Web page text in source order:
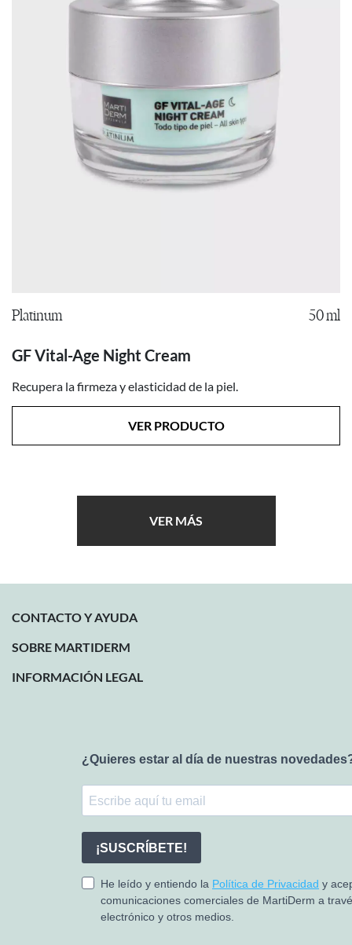
Platinum 50 ml
GF Vital-Age Night Cream
Recupera la firmeza y elasticidad de la piel.
VER PRODUCTO
VER MÁS
CONTACTO Y AYUDA
SOBRE MARTIDERM
INFORMACIÓN LEGAL